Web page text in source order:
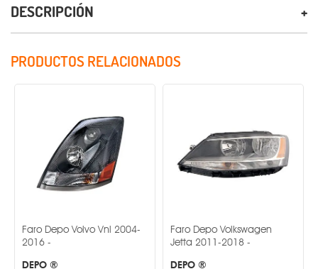
DESCRIPCIÓN
PRODUCTOS RELACIONADOS
Volvo Vnl 2004-
Faro Depo Volkswagen
Jetta 2011-2018 -